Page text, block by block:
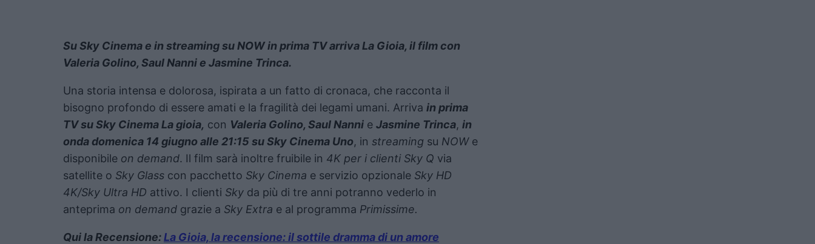
Su Sky Cinema e in streaming su NOW in prima TV arriva La Gioia, il film con
Valeria Golino, Saul Nanni e Jasmine Trinca.
Una storia intensa e dolorosa, ispirata a un fatto di cronaca, che racconta il
bisogno profondo di essere amati e la fragilità dei legami umani. Arriva in prima
TV su Sky Cinema La gioia, con Valeria Golino, Saul Nanni e Jasmine Trinca, in
onda domenica 14 giugno alle 21:15 su Sky Cinema Uno, in streaming su NOWe
disponibile on demand. Il film sarà inoltre fruibile in 4K per i clienti Sky Q via
satellite o Sky Glass con pacchetto Sky Cinema e servizio opzionale Sky HD
4K/Sky Ultra HD attivo. I clienti Sky da più di tre anni potranno vederlo in
anteprima on demand grazie a Sky Extra e al programma Primissime.
Qui la Recensione:La Gioia, la recensione: il sottile dramma di un amore